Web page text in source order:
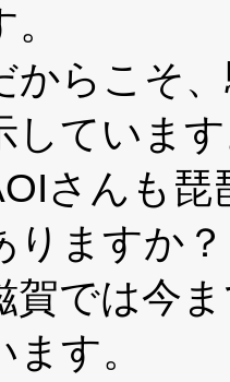
からこそ
していま
さんも琵
りますか？
賀では今
ます。